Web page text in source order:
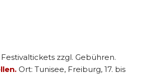
zzgl. Gebühren.
Ort: Tunisee, Freiburg, 17. bis